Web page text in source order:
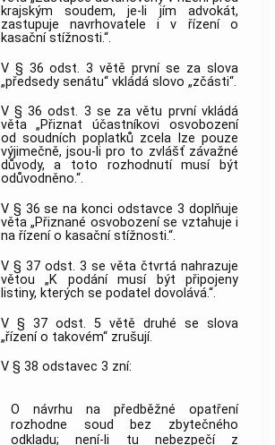
krajským soudem, je-li jím advokát,
zastupuje navrhovatele i v řízení o
kasační stížnosti.“.
V § 36 odst. 3 větě první se za slova
„předsedy senátu“ vkládá slovo „zčásti“.
V § 36 odst. 3 se za větu první vkládá
věta „Přiznat účastníkovi osvobození
od soudních poplatků zcela lze pouze
výjimečně, jsou-li pro to zvlášť závažné
důvody, a toto rozhodnutí musí být
odůvodněno.“.
V § 36 se na konci odstavce 3 doplňuje
věta „Přiznané osvobození se vztahuje i
na řízení o kasační stížnosti.“.
V § 37 odst. 3 se věta čtvrtá nahrazuje
větou „K podání musí být připojeny
listiny, kterých se podatel dovolává.“.
V § 37 odst. 5 větě druhé se slova
„řízení o takovém“ zrušují.
V § 38 odstavec 3 zní:
O návrhu na předběžné opatření
rozhodne soud bez zbytečného
odkladu; není-li tu nebezpečí z